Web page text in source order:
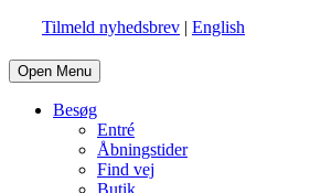
Tilmeld nyhedsbrev | English
Open Menu
Besøg
Entré
Åbningstider
Find vej
Butik